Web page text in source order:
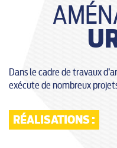
Dans le cadre de travaux
exécute de nombreux
RÉALISATIONS :